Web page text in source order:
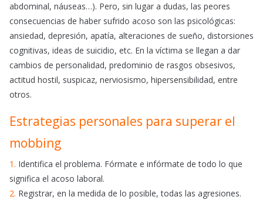
abdominal, náuseas…). Pero, sin lugar a dudas, las peores
consecuencias de haber sufrido acoso son las psicológicas:
ansiedad, depresión, apatía, alteraciones de sueño, distorsiones
cognitivas, ideas de suicidio, etc. En la víctima se llegan a dar
cambios de personalidad, predominio de rasgos obsesivos,
actitud hostil, suspicaz, nerviosismo, hipersensibilidad, entre
otros.
Estrategias personales para superar el
mobbing
1. Identifica el problema. Fórmate e infórmate de todo lo que
significa el acoso laboral.
2. Registrar, en la medida de lo posible, todas las agresiones.